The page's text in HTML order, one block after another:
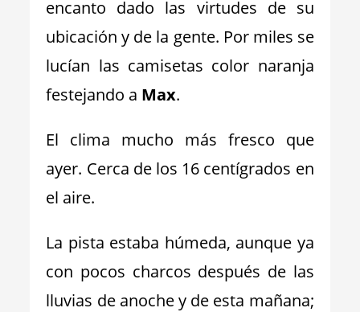
encanto dado las virtudes de su
ubicación y de la gente. Por miles se
lucían las camisetas color naranja
festejando a Max.
El clima mucho más fresco que
ayer. Cerca de los 16 centígrados en
el aire.
La pista estaba húmeda, aunque ya
con pocos charcos después de las
lluvias de anoche y de esta mañana;